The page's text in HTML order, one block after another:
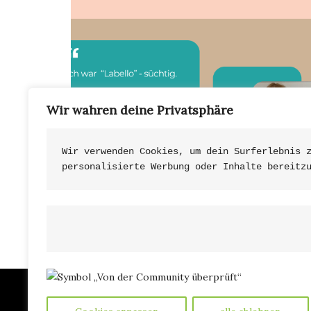
Wir wahren deine Privatsphäre
Wir verwenden Cookies, um dein Surferlebnis
personalisierte Werbung oder Inhalte